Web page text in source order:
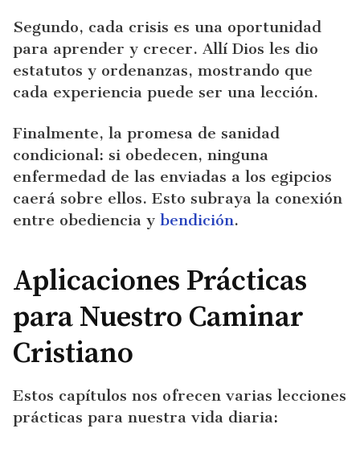
Segundo, cada crisis es una oportunidad
para aprender y crecer. Allí Dios les dio
estatutos y ordenanzas, mostrando que
cada experiencia puede ser una lección.
Finalmente, la promesa de sanidad
condicional: si obedecen, ninguna
enfermedad de las enviadas a los egipcios
caerá sobre ellos. Esto subraya la conexión
entre obediencia y bendición.
Aplicaciones Prácticas
para Nuestro Caminar
Cristiano
Estos capítulos nos ofrecen varias lecciones
prácticas para nuestra vida diaria: